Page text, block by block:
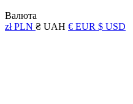
Валюта
zł PLN ₴ UAH € EUR $ USD